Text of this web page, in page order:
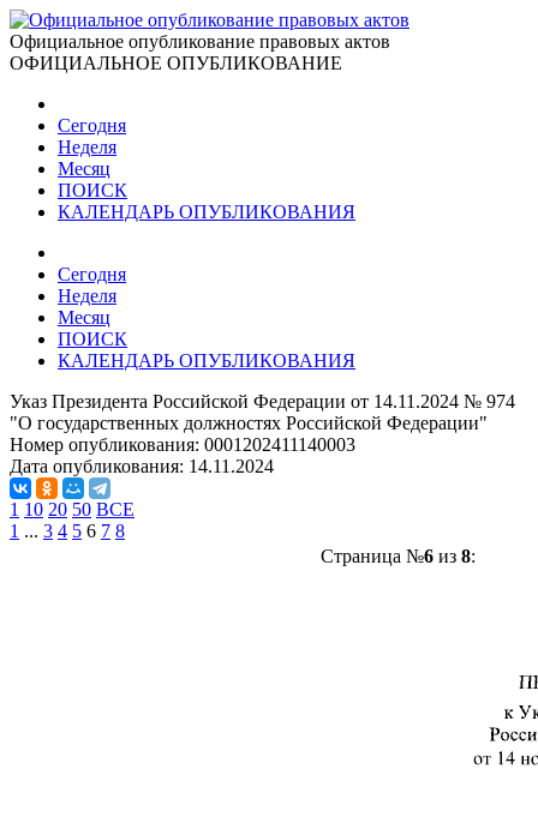
Официальное опубликование правовых актов
ОФИЦИАЛЬНОЕ ОПУБЛИКОВАНИЕ
Сегодня
Неделя
Месяц
ПОИСК
КАЛЕНДАРЬ ОПУБЛИКОВАНИЯ
Сегодня
Неделя
Месяц
ПОИСК
КАЛЕНДАРЬ ОПУБЛИКОВАНИЯ
Указ Президента Российской Федерации от 14.11.2024 № 974
"О государственных должностях Российской Федерации"
Номер опубликования: 0001202411140003
Дата опубликования: 14.11.2024
1 10 20 50 ВСЕ
1 ... 3 4 5 6 7 8
Страница №6из 8: